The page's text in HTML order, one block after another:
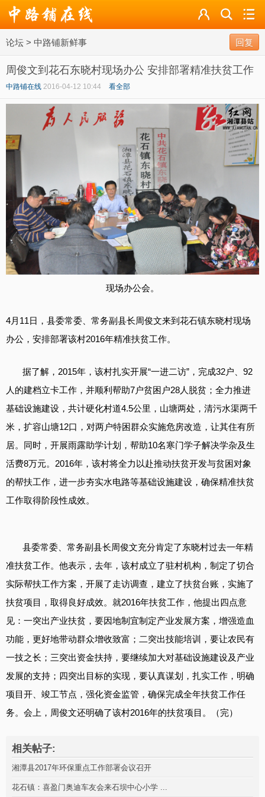
论坛 > 中路铺新鲜事 回复
周俊文到花石东晓村现场办公 安排部署精准扶贫工作
中路铺在线 2016-04-12 10:44 看全部
现场办公会。
4月11日，县委常委、常务副县长周俊文来到花石镇东晓村现场
办公，安排部署该村2016年精准扶贫工作。
据了解，2015年，该村扎实开展“一进二访”，完成32户、92
人的建档立卡工作，并顺利帮助7户贫困户28人脱贫；全力推进
基础设施建设，共计硬化村道4.5公里，山塘两处，清污水渠两千
米，扩容山塘12口，对两户特困群众实施危房改造，让其住有所
居。同时，开展雨露助学计划，帮助10名寒门学子解决学杂及生
活费8万元。2016年，该村将全力以赴推动扶贫开发与贫困对象
的帮扶工作，进一步夯实水电路等基础设施建设，确保精准扶贫
工作取得阶段性成效。
县委常委、常务副县长周俊文充分肯定了东晓村过去一年精
准扶贫工作。他表示，去年，该村成立了驻村机构，制定了切合
实际帮扶工作方案，开展了走访调查，建立了扶贫台账，实施了
扶贫项目，取得良好成效。就2016年扶贫工作，他提出四点意
见：一突出产业扶贫，要因地制宜制定产业发展方案，增强造血
功能，更好地带动群众增收致富；二突出技能培训，要让农民有
一技之长；三突出资金扶持，要继续加大对基础设施建设及产业
发展的支持；四突出目标的实现，要认真谋划，扎实工作，明确
项目开、竣工节点，强化资金监管，确保完成全年扶贫工作任
务。会上，周俊文还明确了该村2016年的扶贫项目。（完）
相关帖子:
湘潭县2017年环保重点工作部署会议召开
花石镇：喜盈门奥迪车友会来石坝中心小学 ...
标签
广播